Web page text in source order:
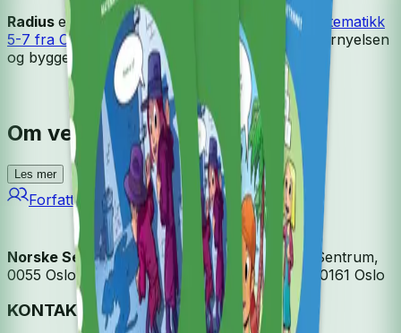
Radius er skrevet til K06 og blir erstattet av
Matematikk
5-7 fra Cappelen Damm
. Det er utviklet til fagfornyelsen
og bygger videre påRadius.
Om verket
Les mer
Forfattere og bidragsytere
Norske Serier| Postadresse: Postboks 1900 Sentrum,
0055 Oslo | Besøksadresse: Stortingsgata 28, 0161 Oslo
KONTAKT OSS